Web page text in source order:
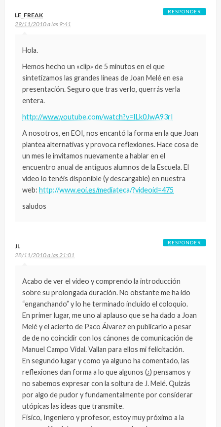
LE_FREAK
29/11/2010 a las 9:41
Hola.
Hemos hecho un «clip» de 5 minutos en el que
sintetizamos las grandes líneas de Joan Melé en esa
presentación. Seguro que tras verlo, querrás verla
entera.
http://www.youtube.com/watch?v=ILk0JwA93rI
A nosotros, en EOI, nos encantó la forma en la que Joan
plantea alternativas y provoca reflexiones. Hace cosa de
un mes le invitamos nuevamente a hablar en el
encuentro anual de antiguos alumnos de la Escuela. El
vídeo lo tenéis disponible (y descargable) en nuestra
web: http://www.eoi.es/mediateca/?videoid=475
saludos
RESPONDER
JL
28/11/2010 a las 21:01
Acabo de ver el video y comprendo la introducción
sobre su prolongada duración. No obstante me ha ido
“enganchando” y lo he terminado incluido el coloquio.
En primer lugar, me uno al aplauso que se ha dado a Joan
Melé y el acierto de Paco Álvarez en publicarlo a pesar
de de no coincidir con los cánones de comunicación de
Manuel Campo Vidal. Vallan para ellos mi felicitación.
En segundo lugar y como ya alguno ha comentado, las
reflexiones dan forma a lo que algunos (¿) pensamos y
no sabemos expresar con la soltura de J. Melé. Quizás
por algo de pudor y fundamentalmente por considerar
utópicas las ideas que transmite.
Físico, Ingeniero y profesor, estoy muy próximo a la
RESPONDER